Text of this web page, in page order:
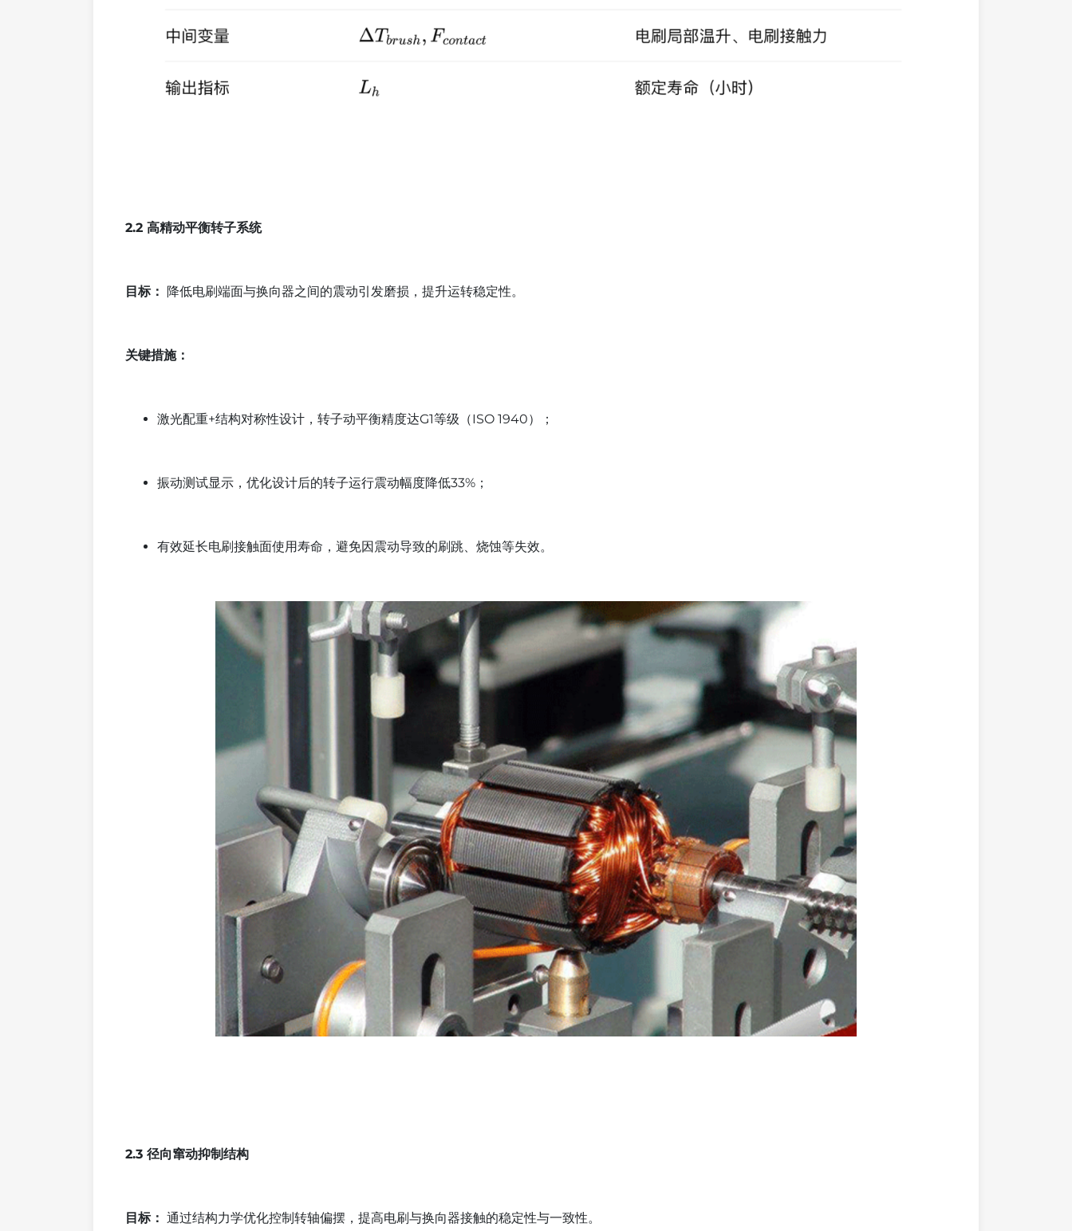
2.2 高精动平衡转子系统
目标： 降低电刷端面与换向器之间的震动引发磨损，提升运转稳定性。
关键措施：
激光配重+结构对称性设计，转子动平衡精度达G1等级（ISO 1940）；
振动测试显示，优化设计后的转子运行震动幅度降低33%；
有效延长电刷接触面使用寿命，避免因震动导致的刷跳、烧蚀等失效。
2.3 径向窜动抑制结构
目标： 通过结构力学优化控制转轴偏摆，提高电刷与换向器接触的稳定性与一致性。